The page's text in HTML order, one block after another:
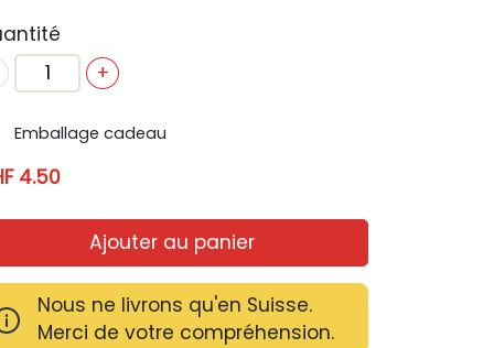
+
Emballage cadeau
4.50
Ajouter au panier
Nous ne livrons qu'en Suisse.
Merci de votre compréhension.